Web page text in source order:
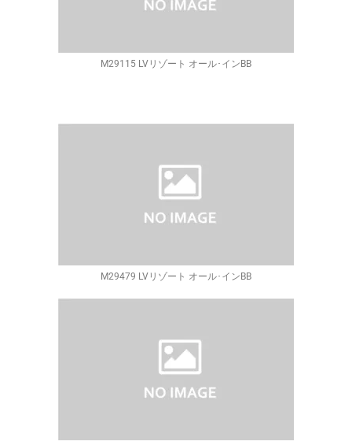
M29115 LVリゾート オール･インBB
M29479 LVリゾート オール･インBB